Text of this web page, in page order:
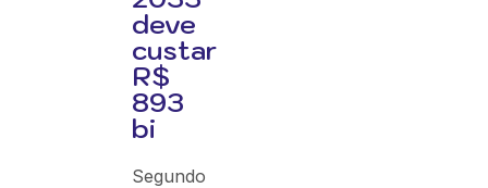
deve
custar
R$
893
bi
Segundo